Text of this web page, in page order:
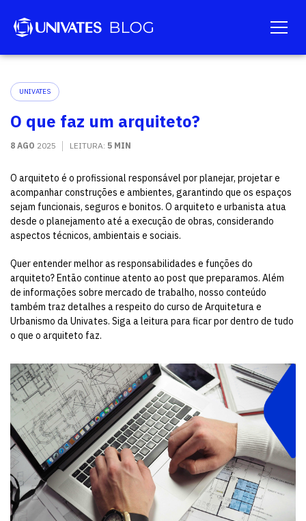
UNIVATES
O que faz um arquiteto?
8 AGO 2025 LEITURA: 5 MIN
O arquiteto é o profissional responsável por planejar, projetar e
acompanhar construções e ambientes, garantindo que os espaços
sejam funcionais, seguros e bonitos. O arquiteto e urbanista atua
desde o planejamento até a execução de obras, considerando
aspectos técnicos, ambientais e sociais.
Quer entender melhor as responsabilidades e funções do
arquiteto? Então continue atento ao post que preparamos. Além
de informações sobre mercado de trabalho, nosso conteúdo
também traz detalhes a respeito do curso de Arquitetura e
Urbanismo da Univates. Siga a leitura para ficar por dentro de tudo
o que o arquiteto faz.